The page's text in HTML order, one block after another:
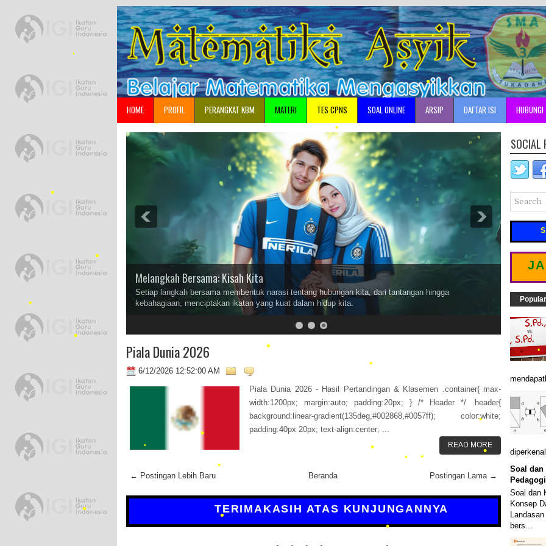
HOME PROFIL PERANGKAT KBM MATERI TES CPNS SOAL ONLINE ARSIP DAFTAR ISI HUBUNGI
Melangkah Bersama: Kisah Kita
Setiap langkah bersama membentuk narasi tentang hubungan kita, dari tantangan hingga
kebahagiaan, menciptakan ikatan yang kuat dalam hidup kita.
Piala Dunia 2026
6/12/2026 12:52:00 AM
Piala Dunia 2026 - Hasil Pertandingan & Klasemen .container{ max-
width:1200px; margin:auto; padding:20px; } /* Header */ .header{
background:linear-gradient(135deg,#002868,#0057ff); color:white;
padding:40px 20px; text-align:center; ...
READ MORE
← Postingan Lebih Baru Postingan Lama →
Beranda
TERIMAKASIH ATAS KUNJUNGANNYA
SOCIAL
Popular
Soal dan
Soal dan
Konsep
bers...
•
•
•
•
•
•
•
•
•
•
•
•
•
•
•
•
•
•
•
•